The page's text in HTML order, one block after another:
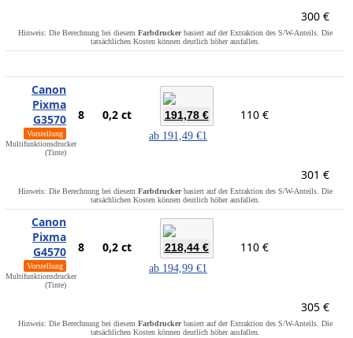
300 €
Hinweis: Die Berechnung bei diesem Farbdruckerbasiert auf der Extraktion des S/W-Anteils. Die
tatsächlichen Kosten können deutlich höher ausfallen.
Canon
Pixma
G3570
Vorstellung
Multifunktionsdrucker
(Tinte)
8 0,2 ct 191,78 €
ab 191,49 €1
110 €
301 €
Hinweis: Die Berechnung bei diesem Farbdruckerbasiert auf der Extraktion des S/W-Anteils. Die
tatsächlichen Kosten können deutlich höher ausfallen.
Canon
Pixma
G4570
Vorstellung
Multifunktionsdrucker
(Tinte)
8 0,2 ct 218,44 €
ab 194,99 €1
110 €
305 €
Hinweis: Die Berechnung bei diesem Farbdruckerbasiert auf der Extraktion des S/W-Anteils. Die
tatsächlichen Kosten können deutlich höher ausfallen.